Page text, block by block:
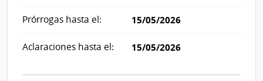
Prórrogas hasta el: 15/05/2026
Aclaraciones hasta el: 15/05/2026